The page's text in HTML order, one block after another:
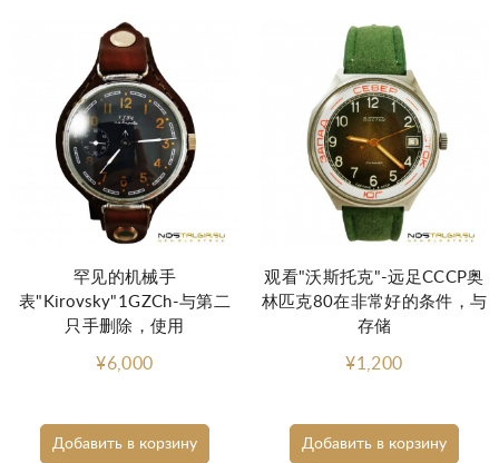
Добавить в корзину
罕见的机械手
表"Kirovsky"1GZCh-与第二
只手删除，使用
¥6,000
Добавить в корзину
观看"沃斯托克"-远足CCCP奥
林匹克80在非常好的条件，与
存储
¥1,200